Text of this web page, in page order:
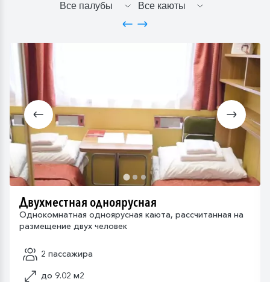
Двухместная одноярусная
Однокомнатная одноярусная каюта, рассчитанная на
размещение двух человек
2 пассажира
до 9.02 м2